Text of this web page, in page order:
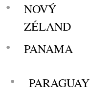
NOVÝ
ZÉLAND
PANAMA
PARAGUAY